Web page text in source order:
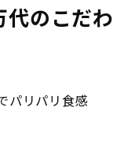
代のこだわ
パリパリ食感